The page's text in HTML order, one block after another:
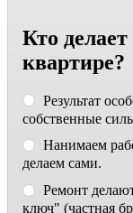
Кто
квартире?
Результат
собственные
Нанимаем
делаем сами.
Ремонт
ключ" (частная